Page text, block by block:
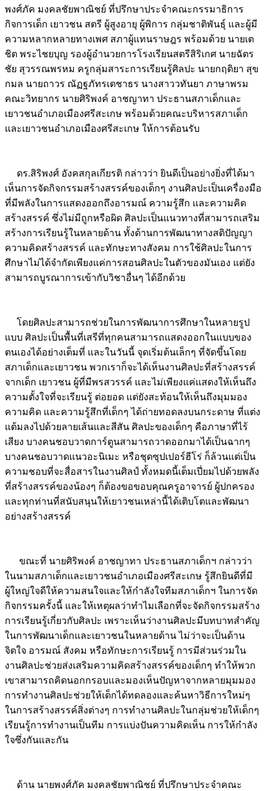
พงศ์ภัค มงคลชัยพาณิชย์ ที่ปรึกษาประจำคณะกรรมาธิการ
กิจการเด็ก เยาวชน สตรี ผู้สูงอายุ ผู้พิการ กลุ่มชาติพันธุ์ และผู้มี
ความหลากหลายทางเพศ สภาผู้แทนราษฎร พร้อมด้วย นายเต
ชิต พระไชยบุญ รองผู้อำนวยการโรงเรียนสตรีสิริเกศ นายฉัตร
ชัย สุวรรณพรหม ครูกลุ่มสาระการเรียนรู้ศิลปะ นายกฤติยา สุข
กมล นายถาวร ณัฏฐภัทรเตชาธร นางสาววทันยา ภาษาพรม
คณะวิทยากร นายศิริพงค์ อาชญาทา ประธานสภาเด็กและ
เยาวชนอำเภอเมืองศรีสะเกษ พร้อมด้วยคณะบริหารสภาเด็ก
และเยาวชนอำเภอเมืองศรีสะเกษ ให้การต้อนรับ
ดร.สิริพงศ์ อังคสกุลเกียรติ กล่าวว่า ยินดีเป็นอย่างยิ่งที่ได้มา
เห็นการจัดกิจกรรมสร้างสรรค์ของเด็กๆ งานศิลปะเป็นเครื่องมือ
ที่มีพลังในการแสดงออกถึงอารมณ์ ความรู้สึก และความคิด
สร้างสรรค์ ซึ่งไม่มีถูกหรือผิด ศิลปะเป็นแนวทางที่สามารถเสริม
สร้างการเรียนรู้ในหลายด้าน ทั้งด้านการพัฒนาทางสติปัญญา
ความคิดสร้างสรรค์ และทักษะทางสังคม การใช้ศิลปะในการ
ศึกษาไม่ได้จำกัดเพียงแค่การสอนศิลปะในตัวของมันเอง แต่ยัง
สามารถบูรณาการเข้ากับวิชาอื่นๆ ได้อีกด้วย
โดยศิลปะสามารถช่วยในการพัฒนาการศึกษาในหลายรูป
แบบ ศิลปะเป็นพื้นที่เสรีที่ทุกคนสามารถแสดงออกในแบบของ
ตนเองได้อย่างเต็มที่ และในวันนี้ จุดเริ่มต้นเล็กๆ ที่จัดขึ้นโดย
สภาเด็กและเยาวชน พวกเราก็จะได้เห็นงานศิลปะที่สร้างสรรค์
จากเด็ก เยาวชน ผู้ที่มีพรสวรรค์ และไม่เพียงแค่แสดงให้เห็นถึง
ความตั้งใจที่จะเรียนรู้ ต่อยอด แต่ยังสะท้อนให้เห็นถึงมุมมอง
ความคิด และความรู้สึกที่เด็กๆ ได้ถ่ายทอดลงบนกระดาษ ที่แต่ง
แต้มลงไปด้วยลายเส้นและสีสัน ศิลปะของเด็กๆ คือภาษาที่ไร้
เสียง บางคนชอบวาดการ์ตูนสามารถวาดออกมาได้เป็นฉากๆ
บางคนชอบวาดแนวอะนิเมะ หรือชุดซุปเปอร์ฮีโร่ ก็ล้วนแต่เป็น
ความชอบที่จะสื่อสารในงานศิลป์ ทั้งหมดนี้เต็มเปี่ยมไปด้วยพลัง
ที่สร้างสรรค์ของน้องๆ ก็ต้องขอขอบคุณครูอาจารย์ ผู้ปกครอง
และทุกท่านที่สนับสนุนให้เยาวชนเหล่านี้ได้เติบโตและพัฒนา
อย่างสร้างสรรค์
ขณะที่ นายศิริพงค์ อาชญาทา ประธานสภาเด็กฯ กล่าวว่า
ในนามสภาเด็กและเยาวชนอำเภอเมืองศรีสะเกษ รู้สึกยินดีที่มี
ผู้ใหญ่ใจดีให้ความสนใจและให้กำลังใจทีมสภาเด็กฯ ในการจัด
กิจกรรมครั้งนี้ และให้เหตุผลว่าทำไมเลือกที่จะจัดกิจกรรมสร้าง
การเรียนรู้เกี่ยวกับศิลปะ เพราะเห็นว่างานศิลปะมีบทบาทสำคัญ
ในการพัฒนาเด็กและเยาวชนในหลายด้าน ไม่ว่าจะเป็นด้าน
จิตใจ อารมณ์ สังคม หรือทักษะการเรียนรู้ การมีส่วนร่วมใน
งานศิลปะช่วยส่งเสริมความคิดสร้างสรรค์ของเด็กๆ ทำให้พวก
เขาสามารถคิดนอกกรอบและมองเห็นปัญหาจากหลายมุมมอง
การทำงานศิลปะช่วยให้เด็กได้ทดลองและค้นหาวิธีการใหม่ๆ
ในการสร้างสรรค์สิ่งต่างๆ การทำงานศิลปะในกลุ่มช่วยให้เด็กๆ
เรียนรู้การทำงานเป็นทีม การแบ่งปันความคิดเห็น การให้กำลัง
ใจซึ่งกันและกัน
ด้าน นายพงศ์ภัค มงคลชัยพาณิชย์ ที่ปรึกษาประจำคณะ